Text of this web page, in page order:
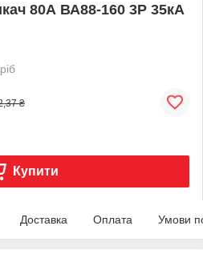
80А ВА88-160 3Р 35кА
₴
Купити
Доставка Оплата Умови